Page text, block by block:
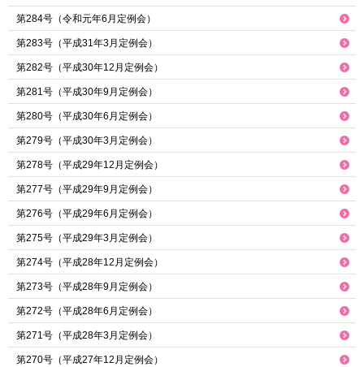
第284号（令和元年6月定例会）
第283号（平成31年3月定例会）
第282号（平成30年12月定例会）
第281号（平成30年9月定例会）
第280号（平成30年6月定例会）
第279号（平成30年3月定例会）
第278号（平成29年12月定例会）
第277号（平成29年9月定例会）
第276号（平成29年6月定例会）
第275号（平成29年3月定例会）
第274号（平成28年12月定例会）
第273号（平成28年9月定例会）
第272号（平成28年6月定例会）
第271号（平成28年3月定例会）
第270号（平成27年12月定例会）